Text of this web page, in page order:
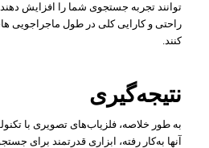
توانند تجربه جستجوی شما را افزایش دهند.
راحتی و کارایی کلی در طول ماجراجویی
کنند.
نتیجه‌گیری
به طور خلاصه، فلزیاب‌های تصویری با
آنها به‌کار رفته، ابزاری قدرتمند برای